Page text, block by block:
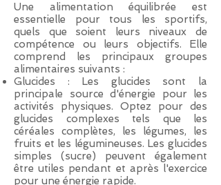
Une alimentation équilibrée est
essentielle pour tous les sportifs,
quels que soient leurs niveaux de
compétence ou leurs objectifs. Elle
comprend les principaux groupes
alimentaires suivants :
Glucides : Les glucides sont la
principale source d'énergie pour les
activités physiques. Optez pour des
glucides complexes tels que les
céréales complètes, les légumes, les
fruits et les légumineuses. Les glucides
simples (sucre) peuvent également
être utiles pendant et après l'exercice
pour une énergie rapide.